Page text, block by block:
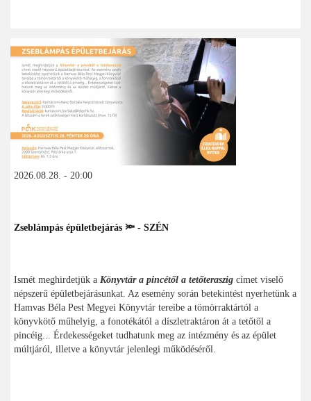
2026.08.28. - 20:00
Zseblámpás épületbejárás 🔦 - SZÉN
Ismét meghirdetjük a Könyvtár a pincétől a tetőteraszig címet viselő
népszerű épületbejárásunkat. Az esemény során betekintést nyerhetünk a
Hamvas Béla Pest Megyei Könyvtár tereibe a tömörraktártól a
könyvkötő műhelyig, a fonotékától a díszletraktáron át a tetőtől a
pincéig... Érdekességeket tudhatunk meg az intézmény és az épület
múltjáról, illetve a könyvtár jelenlegi működéséről.